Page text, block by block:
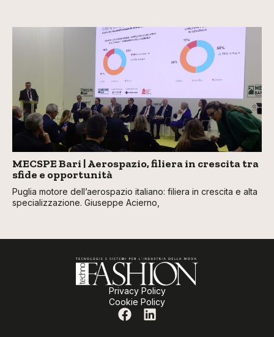
MECSPE Bari | Aerospazio, filiera in crescita tra
sfide e opportunità
Puglia motore dell’aerospazio italiano: filiera in crescita e alta
specializzazione. Giuseppe Acierno,
Privacy Policy
Cookie Policy